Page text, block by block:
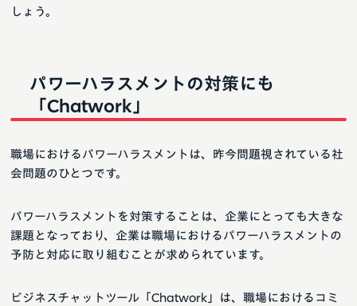
しょう。
パワーハラスメントの対策にも
「Chatwork」
職場におけるパワーハラスメントは、昨今問題視されている社
会問題のひとつです。
パワーハラスメントを対策することは、企業にとっても大きな
課題となっており、企業は職場におけるパワーハラスメントの
予防と対応に取り組むことが求められています。
ビジネスチャットツール「Chatwork」は、職場におけるコミ